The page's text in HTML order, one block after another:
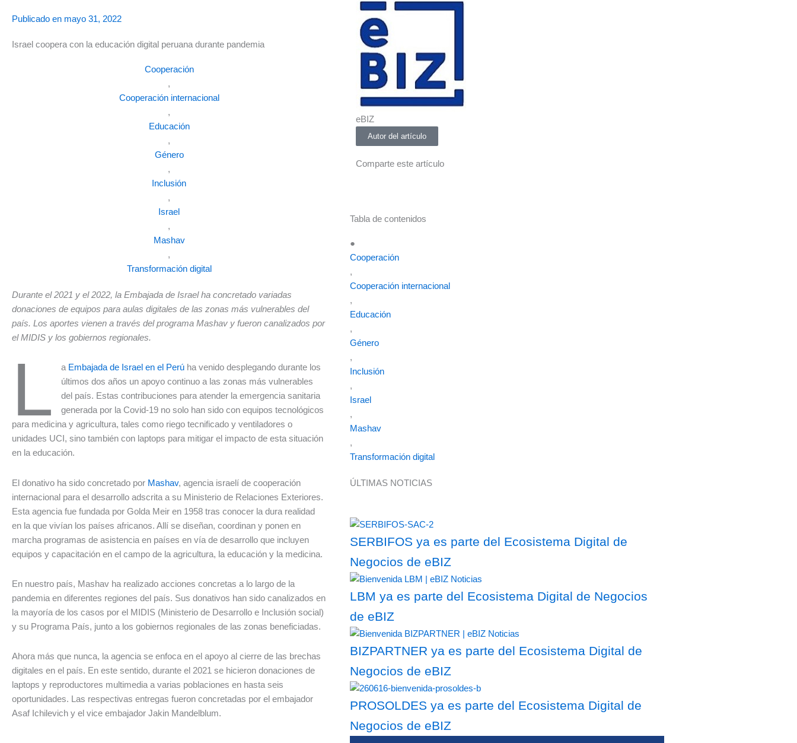
Publicado en mayo 31, 2022
Israel coopera con la educación digital peruana durante pandemia
Cooperación
,
Cooperación internacional
,
Educación
,
Género
,
Inclusión
,
Israel
,
Mashav
,
Transformación digital
Durante el 2021 y el 2022, la Embajada de Israel ha concretado variadas
donaciones de equipos para aulas digitales de las zonas más vulnerables del
país. Los aportes vienen a través del programa Mashav y fueron canalizados por
el MIDIS y los gobiernos regionales.
L a Embajada de Israel en el Perúha venido desplegando durante los
últimos dos años un apoyo continuo a las zonas más vulnerables
del país. Estas contribuciones para atender la emergencia sanitaria
generada por la Covid-19 no solo han sido con equipos tecnológicos
para medicina y agricultura, tales como riego tecnificado y ventiladores o
unidades UCI, sino también con laptops para mitigar el impacto de esta situación
en la educación.
El donativo ha sido concretado por Mashav, agencia israelí de cooperación
internacional para el desarrollo adscrita a su Ministerio de Relaciones Exteriores.
Esta agencia fue fundada por Golda Meir en 1958 tras conocer la dura realidad
en la que vivían los países africanos. Allí se diseñan, coordinan y ponen en
marcha programas de asistencia en países en vía de desarrollo que incluyen
equipos y capacitación en el campo de la agricultura, la educación y la medicina.
En nuestro país, Mashav ha realizado acciones concretas a lo largo de la
pandemia en diferentes regiones del país. Sus donativos han sido canalizados en
la mayoría de los casos por el MIDIS (Ministerio de Desarrollo e Inclusión social)
y su Programa País, junto a los gobiernos regionales de las zonas beneficiadas.
Ahora más que nunca, la agencia se enfoca en el apoyo al cierre de las brechas
digitales en el país. En este sentido, durante el 2021 se hicieron donaciones de
laptops y reproductores multimedia a varias poblaciones en hasta seis
oportunidades. Las respectivas entregas fueron concretadas por el embajador
Asaf Ichilevich y el vice embajador Jakin Mandelblum.
eBIZ
Autor del artículo
Comparte este artículo
Tabla de contenidos
●
Cooperación
,
Cooperación internacional
,
Educación
,
Género
,
Inclusión
,
Israel
,
Mashav
,
Transformación digital
ÚLTIMAS NOTICIAS
SERBIFOS ya es parte del Ecosistema Digital de
Negocios de eBIZ
LBM ya es parte del Ecosistema Digital de Negocios
de eBIZ
BIZPARTNER ya es parte del Ecosistema Digital de
Negocios de eBIZ
PROSOLDES ya es parte del Ecosistema Digital de
Negocios de eBIZ